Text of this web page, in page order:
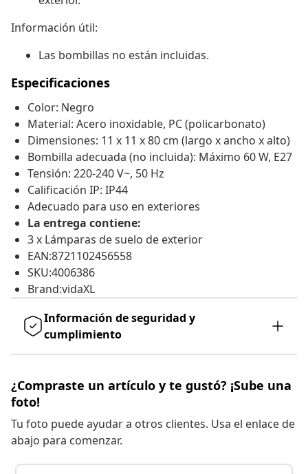
Información útil:
Las bombillas no están incluidas.
Especificaciones
Color: Negro
Material: Acero inoxidable, PC (policarbonato)
Dimensiones: 11 x 11 x 80 cm (largo x ancho x alto)
Bombilla adecuada (no incluida): Máximo 60 W, E27
Tensión: 220-240 V~, 50 Hz
Calificación IP: IP44
Adecuado para uso en exteriores
La entrega contiene:
3 x Lámparas de suelo de exterior
EAN:8721102456558
SKU:4006386
Brand:vidaXL
Información de seguridad y
cumplimiento
¿Compraste un artículo y te gustó? ¡Sube una
foto!
Tu foto puede ayudar a otros clientes. Usa el enlace de
abajo para comenzar.